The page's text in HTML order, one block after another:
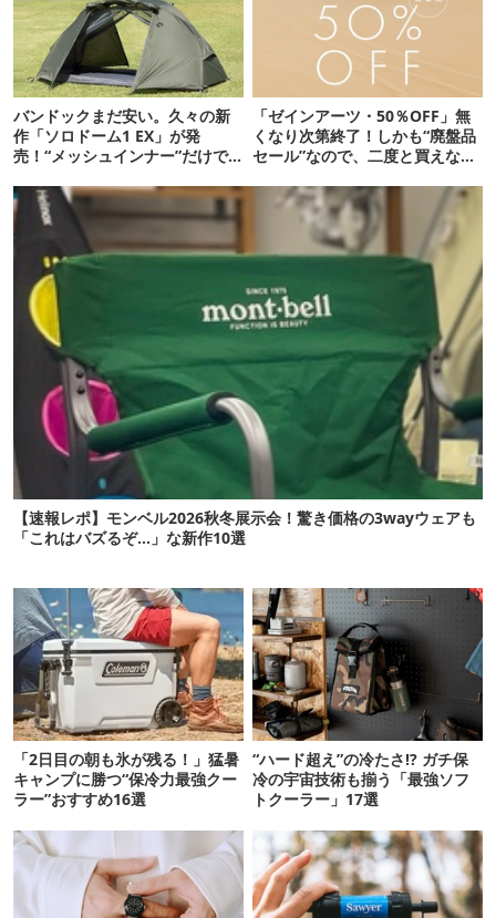
バンドックまだ安い。久々の新
作「ソロドーム1 EX」が発
売！“メッシュインナー”だけで
「ゼインアーツ・50％OFF」無
くなり次第終了！しかも“廃盤品
セール”なので、二度と買えない
【速報レポ】モンベル2026秋冬展示会！驚き価格の3wayウェアも
「これはバズるぞ…」な新作10選
「2日目の朝も氷が残る！」猛暑
キャンプに勝つ“保冷力最強クー
ラー”おすすめ16選
“ハード超え”の冷たさ!? ガチ保
冷の宇宙技術も揃う「最強ソフ
トクーラー」17選